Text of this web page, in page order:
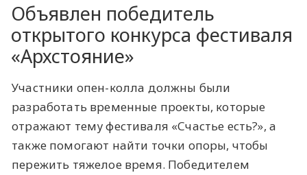
Объявлен победитель
открытого конкурса фестиваля
«Архстояние»
Участники опен-колла должны были
разработать временные проекты, которые
отражают тему фестиваля «Счастье есть?», а
также помогают найти точки опоры, чтобы
пережить тяжелое время. Победителем